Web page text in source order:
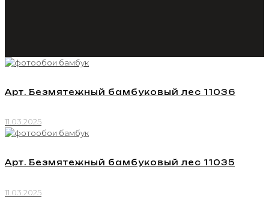
Арт. Безмятежный бамбуковый лес 11036
11.03.2025
Арт. Безмятежный бамбуковый лес 11035
11.03.2025